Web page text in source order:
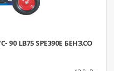
90 LB75 SPE390E БЕНЗ.СО